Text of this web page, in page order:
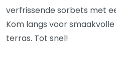
verfrissende sorbets met
Kom langs voor
terras. Tot snel!